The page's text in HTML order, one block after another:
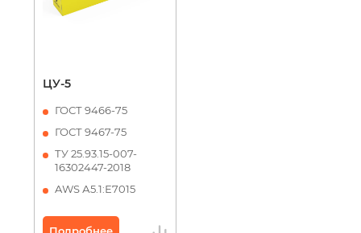
ЦУ-5
ГОСТ 9466-75
ГОСТ 9467-75
ТУ 25.93.15-007-
16302447-2018
AWS А5.1:Е7015
Подробнее